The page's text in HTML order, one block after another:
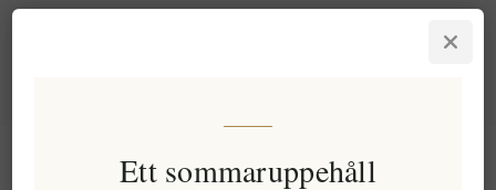
Ett sommaruppehåll